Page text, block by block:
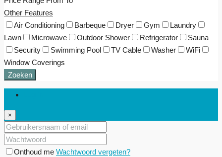
Other Features
Air Conditioning
Barbeque Dryer Gym
Laundry
Lawn
Microwave Outdoor Shower Refrigerator
Sauna
Security
Swimming Pool TV Cable Washer
WiFi
Window Coverings
Zoeken
×
Onthoud me Wachtwoord vergeten?